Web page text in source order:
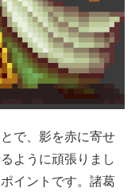
で、影を赤に寄せ
ように頑張りまし
イントです。諸葛